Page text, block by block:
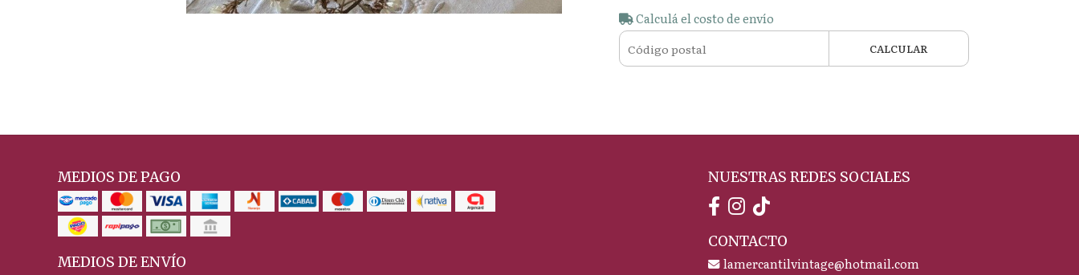
Calculá el costo de envío
CALCULAR
MEDIOS DE PAGO
MEDIOS DE ENVÍO
NUESTRAS REDES SOCIALES
CONTACTO
lamercantilvintage@hotmail.com